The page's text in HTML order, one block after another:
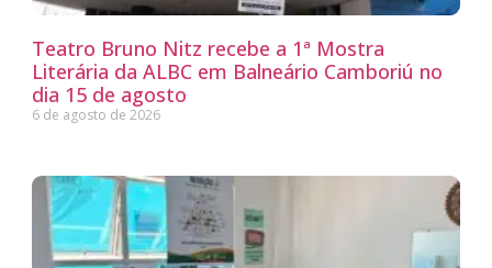
Teatro Bruno Nitz recebe a 1ª Mostra
Literária da ALBC em Balneário Camboriú no
dia 15 de agosto
6 de agosto de 2026